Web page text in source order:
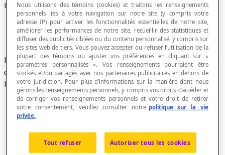
Fonction algébrique
Fonction définie par unerègle de correspondance
qui ne contient que desexpressions algébriques
liées par des symboles opératoires.
rationnelles
sont des fonctions algébriques.
Une fonction qui n'est pas algébrique est appelée
Nous utilisons des témoins (cookies) et traitons les renseignements
personnels liés à votre navigation sur notre site (y compris votre
adresse IP) pour activer les fonctionnalités essentielles de notre site,
améliorer les performances de notre site, recueillir des statistiques et
diffuser des publicités ciblées ou du contenu personnalisé, y compris sur
les sites web de tiers. Vous pouvez accepter ou refuser l’utilisation de la
plupart des témoins ou ajuster vos préférences en cliquant sur «
paramètres personnalisés ». Vos renseignements pourraient être
stockés et/ou partagés avec nos partenaires publicitaires en dehors de
votre juridiction. Pour plus d’informations sur la manière dont nous
gérons les renseignements personnels, y compris vos droits d’accéder et
de corriger vos renseignements personnels et votre droit de retirer
votre consentement, veuillez consulter notre politique sur la vie
privée.
Tout refuser Autoriser tous les cookies